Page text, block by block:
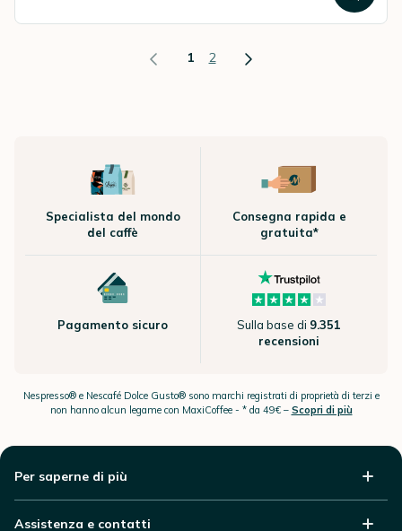
1 2
Specialista del mondo
del caffè
Consegna rapida e
gratuita*
Pagamento sicuro Sulla base di 9.351
recensioni
Nespresso® e Nescafé Dolce Gusto® sono marchi registrati di proprietà di terzi e
non hanno alcun legame con MaxiCoffee - * da 49€ – Scopri di più
Per saperne di più
Assistenza e contatti